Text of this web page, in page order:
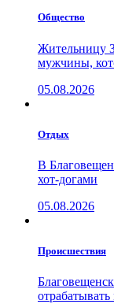
Общество
Жительницу
мужчины,
05.08.2026
Отдых
В
хот-догами
05.08.2026
Проиcшествия